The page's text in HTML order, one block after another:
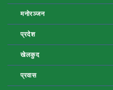
मनोरञ्जन
प्रदेश
खेलकुद
प्रवास